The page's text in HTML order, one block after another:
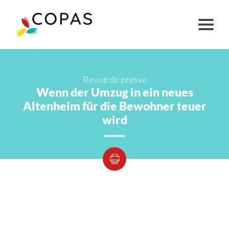
Revue de presse
Wenn der Umzug in ein neues
Altenheim für die Bewohner teuer
wird